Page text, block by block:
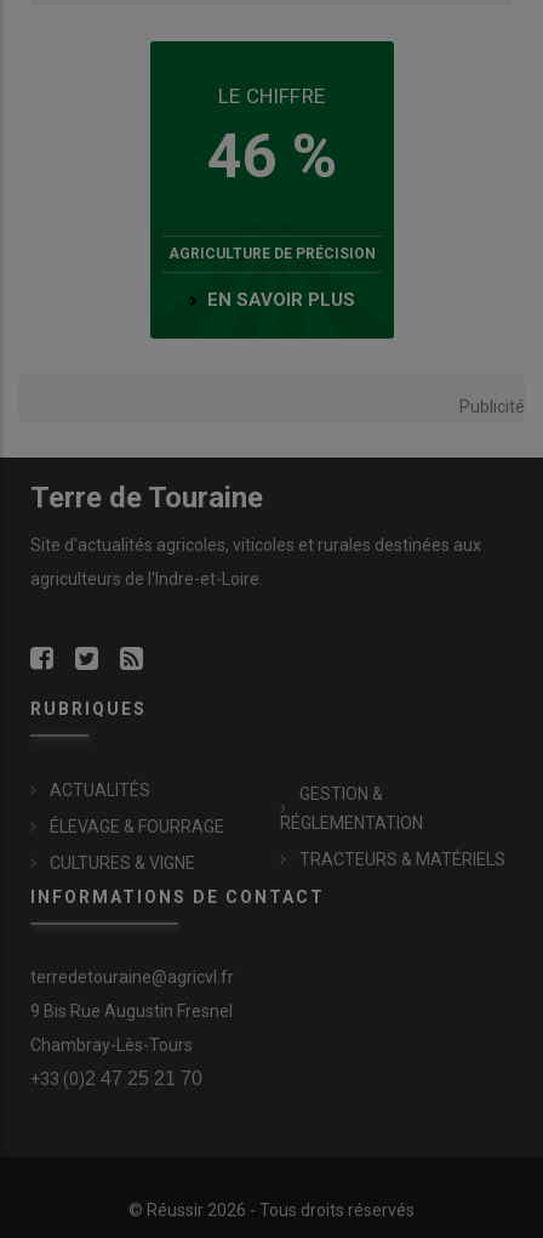
LE CHIFFRE
46 %
AGRICULTURE DE PRÉCISION
EN SAVOIR PLUS
Publicité
Terre de Touraine
Site d'actualités agricoles, viticoles et rurales destinées aux
agriculteurs de l'Indre-et-Loire.
RUBRIQUES
ACTUALITÉS
ÉLEVAGE & FOURRAGE
CULTURES & VIGNE
GESTION &
RÉGLEMENTATION
TRACTEURS & MATÉRIELS
INFORMATIONS DE CONTACT
terredetouraine@agricvl.fr
9 Bis Rue Augustin Fresnel
Chambray-Lès-Tours
+33 (0)2 47 25 21 70
© Réussir 2026 - Tous droits réservés